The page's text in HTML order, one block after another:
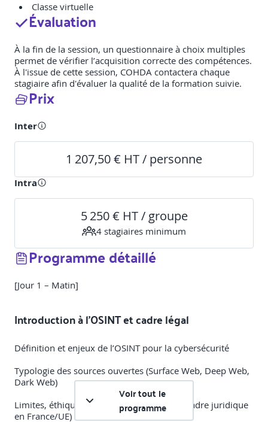
Classe virtuelle
Évaluation
À la fin de la session, un questionnaire à choix multiples
permet de vérifier l’acquisition correcte des compétences.
À l'issue de cette session, COHDA contactera chaque
stagiaire afin d'évaluer la qualité de la formation suivie.
Prix
Inter
1 207,50 € HT / personne
Intra
5 250 € HT / groupe
4 stagiaires minimum
Programme détaillé
[Jour 1 – Matin]
Introduction à l’OSINT et cadre légal
Définition et enjeux de l’OSINT pour la cybersécurité
Typologie des sources ouvertes (Surface Web, Deep Web,
Dark Web)
Limites, éthique et aspects légaux (RGPD, cadre juridique
en France/UE)
Voir tout le
programme